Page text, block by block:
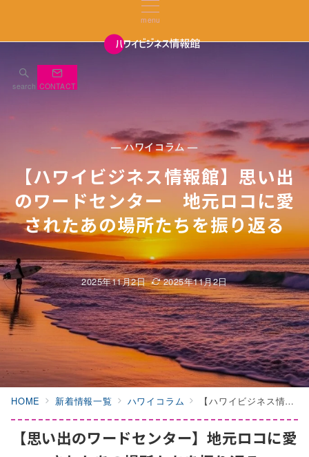
menu
search CONTACT
— ハワイコラム —
【ハワイビジネス情報館】思い出
のワードセンター 地元ロコに愛
されたあの場所たちを振り返る
2025年11月2日 2025年11月2日
HOME 新着情報一覧 ハワイコラム 【ハワイビジネス情報館】思い出のワードセンター 地元ロコに愛されたあの場所たちを振り返る
【思い出のワードセンター】地元ロコに愛